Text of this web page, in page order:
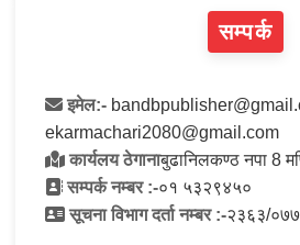
सम्पर्क
इमेल:-
ekarmachari2080@gmail.com
कार्यलय ठेगानाबुढानिलकण्ठ नपा 8
सम्पर्क नम्बर :-०१ ५३२९४५०
सूचना विभाग दर्ता नम्बर :-२३६३/